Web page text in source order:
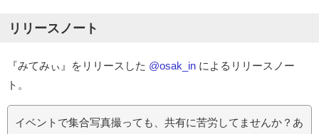
リリースノート
『みてみぃ』をリリースした @osak_in によるリリースノー
ト。
イベントで集合写真撮っても、共有に苦労してませんか？あ